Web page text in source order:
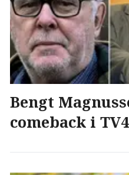
Bengt
comeback i TV4